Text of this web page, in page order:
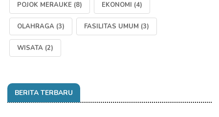
POJOK MERAUKE (8) EKONOMI (4)
OLAHRAGA (3) FASILITAS UMUM (3)
WISATA (2)
BERITA TERBARU